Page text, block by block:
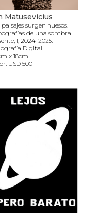
Matusevicius
paisajes surgen huesos.
de una sombra
1, 2024-2025.
Digital
x 18cm.
USD 500